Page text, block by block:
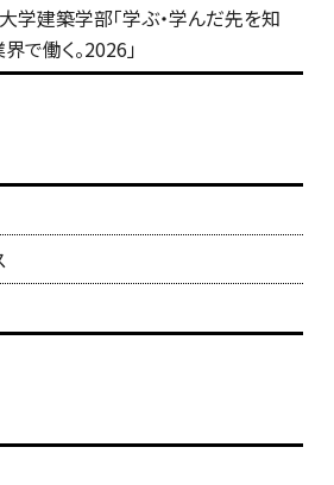
学建築学部「学ぶ・学んだ先を知
で働く。2026」